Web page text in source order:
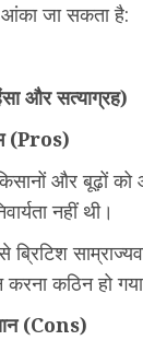
जा सकता है:
और सत्याग्रह)
(Pros)
और बूढ़ों
नहीं थी।
ब्रिटिश
कठिन हो
(Cons)